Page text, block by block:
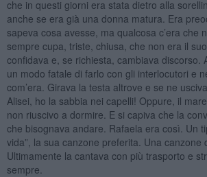
che in questi giorni era stata dietro alla
anche se era già una donna matura. Era
sapeva cosa avesse, ma qualcosa c’era che
sempre cupa, triste, chiusa, che non era il
confidava e, se richiesta, cambiava discorso.
un modo fatale di farlo con gli interlocutori e
com’era. Girava la testa altrove e se ne
Alisei, ho la sabbia nei capelli! Oppure, il
non riuscivo a dormire. E si capiva che la
che bisognava andare. Rafaela era così. Un
vida”, la sua canzone preferita. Una canzone
Ultimamente la cantava con più trasporto e
sempre.